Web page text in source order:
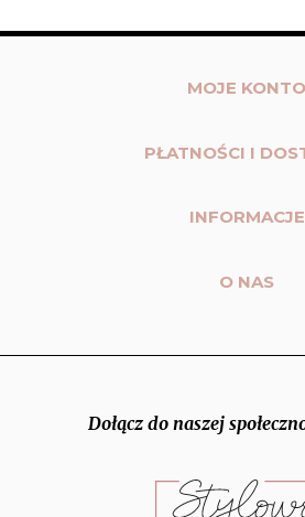
MOJE KONTO
PŁATNOŚCI I
INFORMACJE
O NAS
Dołącz do naszej